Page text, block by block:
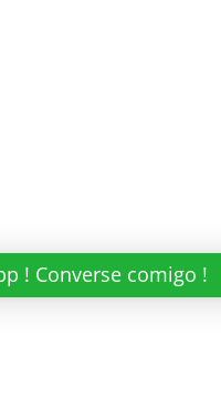
! Converse comigo !